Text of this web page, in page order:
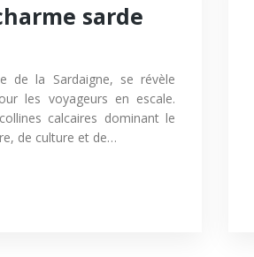
sarde
de la Sardaigne, se révèle
les voyageurs en escale.
calcaires dominant le
de culture et de…